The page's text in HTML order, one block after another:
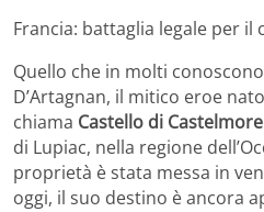
Francia: battaglia legale per il
Quello che in molti
D’Artagnan, il mitico eroe
chiama Castello di Castelmore
di Lupiac, nella regione
proprietà è stata messa in
oggi, il suo destino è ancora